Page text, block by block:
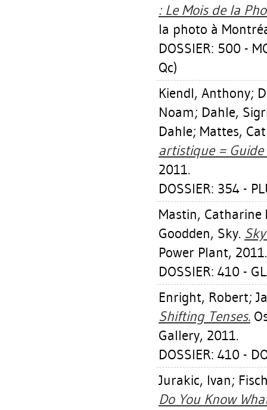
: Le Mois de la
la photo à
DOSSIER: 500 -
Qc)
Kiendl, Anthony;
Noam; Dahle,
Dahle; Mattes,
artistique =
2011.
DOSSIER: 354 -
Mastin, Catharine
Goodden, Sky.
Power Plant, 2011.
DOSSIER: 410 -
Enright, Robert;
Shifting Tenses.
Gallery, 2011.
DOSSIER: 410 -
Jurakic, Ivan;
Do You Know